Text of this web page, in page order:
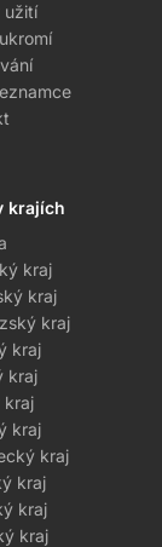
užití
krajích
kraj
kraj
kraj
kraj
kraj
kraj
kraj
kraj
kraj
kraj
kraj